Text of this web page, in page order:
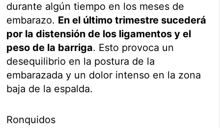
durante algún tiempo en los meses de
embarazo. En el último trimestre sucederá
por la distensión de los ligamentos y el
peso de la barriga. Esto provoca un
desequilibrio en la postura de la
embarazada y un dolor intenso en la zona
baja de la espalda.
Ronquidos